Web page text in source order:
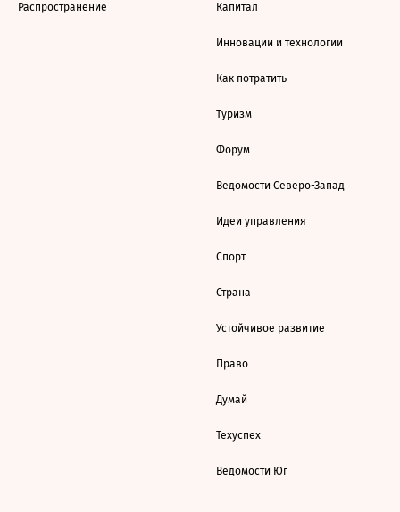
Распространение Капитал
Инновации и технологии
Как потратить
Туризм
Форум
Ведомости Северо-Запад
Идеи управления
Спорт
Страна
Устойчивое развитие
Право
Думай
Техуспех
Ведомости Юг